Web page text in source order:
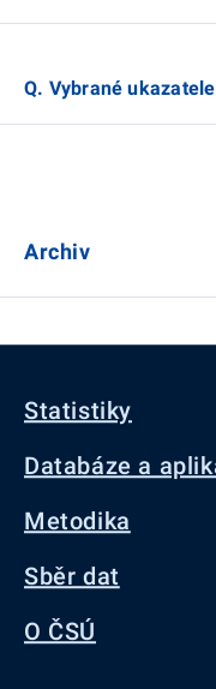
Q. Vybrané
Archiv
Statistiky
Databáze a
Metodika
Sběr dat
O ČSÚ